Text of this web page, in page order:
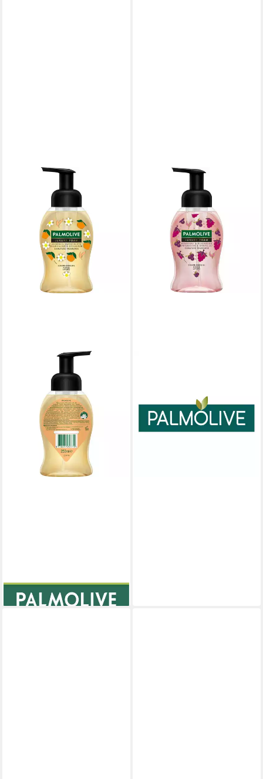
(13,08 €/ 1 l)
lieferbar - in 3-4 Werktagen bei dir
lieferbar - in 3-4 Werktagen bei dir